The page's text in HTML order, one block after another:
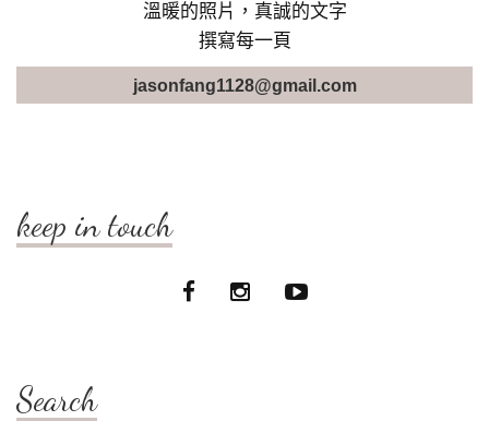
溫暖的照片，真誠的文字
撰寫每一頁
jasonfang1128@gmail.com
keep in touch
Search